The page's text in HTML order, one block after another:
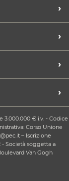
›
›
›
›
3.000.000 € i.v. - Codice
Corso Unione
– Iscrizione
- Società soggetta a
Van Gogh